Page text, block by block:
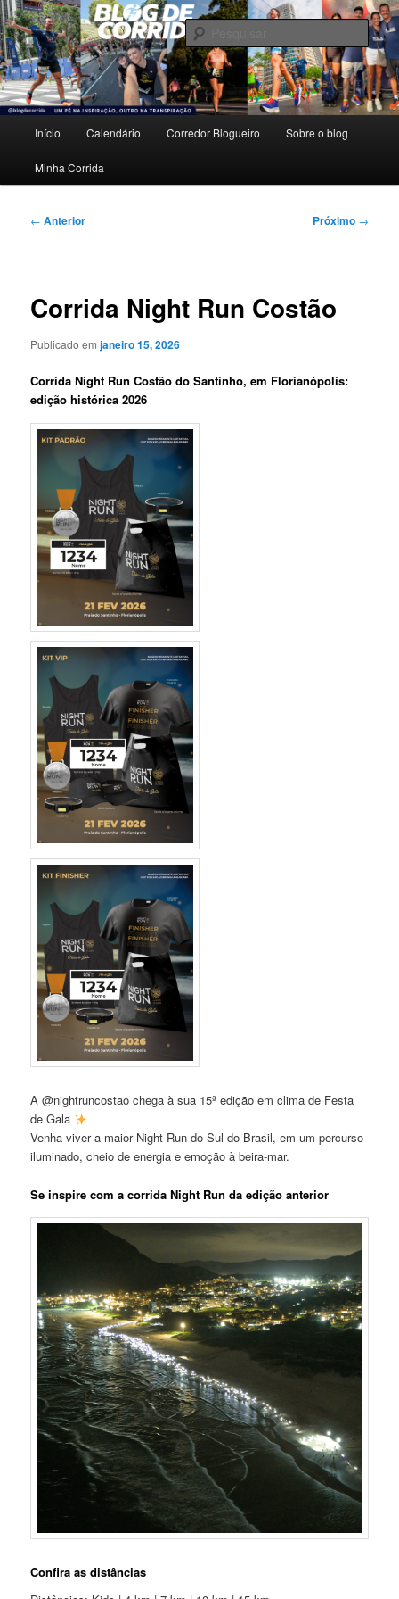
Pular
para
o
conteúdo
principalBlog de Corrida
Um pé na inspiração, outro na transpiração.
principal
Início Calendário Corredor Blogueiro Sobre o blog
Minha Corrida
Navegação
← Anterior Próximo →
Corrida Night Run Costão
Publicado emjaneiro 15, 2026
Corrida Night Run Costão do Santinho, em Florianópolis:
edição histórica 2026
A @nightruncostao chega à sua 15ª edição em clima de Festa
de Gala
Venha viver a maior Night Run do Sul do Brasil, em um percurso
iluminado, cheio de energia e emoção à beira-mar.
Se inspire com a corrida Night Run da edição anterior
Confira as distâncias